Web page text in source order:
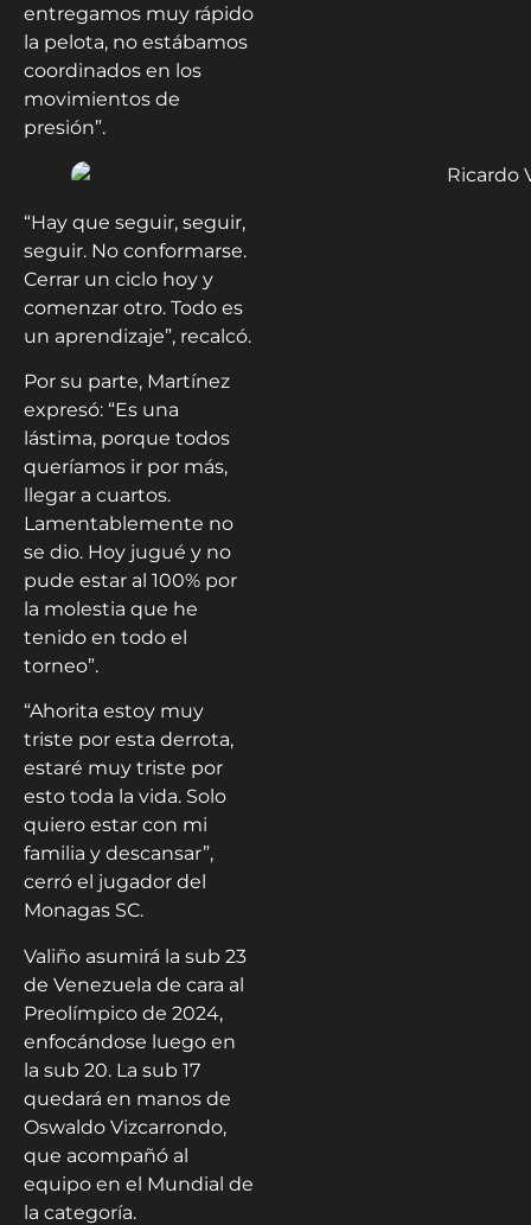
entregamos muy rápido
la pelota, no estábamos
coordinados en los
movimientos de
presión”.
“Hay que seguir, seguir,
seguir. No conformarse.
Cerrar un ciclo hoy y
comenzar otro. Todo es
un aprendizaje”, recalcó.
Por su parte, Martínez
expresó: “Es una
lástima, porque todos
queríamos ir por más,
llegar a cuartos.
Lamentablemente no
se dio. Hoy jugué y no
pude estar al 100% por
la molestia que he
tenido en todo el
torneo”.
“Ahorita estoy muy
triste por esta derrota,
estaré muy triste por
esto toda la vida. Solo
quiero estar con mi
familia y descansar”,
cerró el jugador del
Monagas SC.
Valiño asumirá la sub 23
de Venezuela de cara al
Preolímpico de 2024,
enfocándose luego en
la sub 20. La sub 17
quedará en manos de
Oswaldo Vizcarrondo,
que acompañó al
equipo en el Mundial de
la categoría.